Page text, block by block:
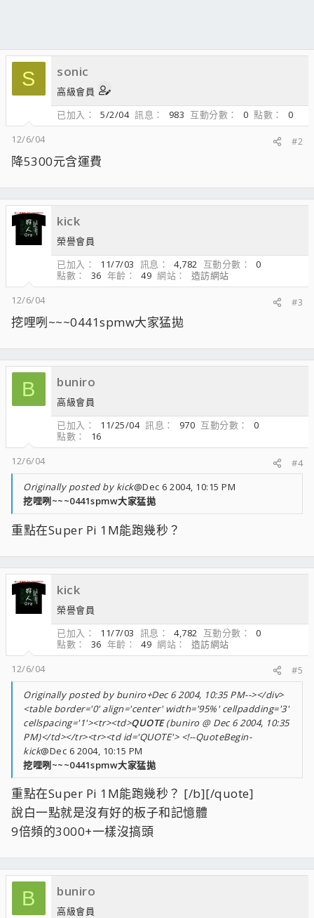
S sonic
高級會員
已加入
5/2/04 訊息 983 互動分數 0 點數
0
12/6/04
#2
降5300元含運費
kick
榮譽會員
已加入
11/7/03 訊息 4,782 互動分數
0
點數
36 年齡 49 網站
造訪網站
12/6/04
#3
挖哩咧~~~0441spmw大家猛拋
B buniro
高級會員
已加入
11/25/04 訊息 970 互動分數
0
點數
16
12/6/04
#4
Originally posted by kick@Dec 6 2004, 10:15 PM
挖哩咧~~~0441spmw大家猛拋
重點在Super Pi 1M能跑幾秒？
kick
榮譽會員
已加入
11/7/03 訊息 4,782 互動分數
0
點數
36 年齡 49 網站
造訪網站
12/6/04
#5
Originally posted by buniro+Dec 6 2004, 10:35 PM--></div>
<table border='0' align='center' width='95%' cellpadding='3'
cellspacing='1'><tr><td>QUOTE(buniro @ Dec 6 2004, 10:35
PM)</td></tr><tr><td id='QUOTE'> <!--QuoteBegin-
kick@Dec 6 2004, 10:15 PM
挖哩咧~~~0441spmw大家猛拋
重點在Super Pi 1M能跑幾秒？ [/b][/quote]
說白一點就是沒有好的板子和記憶體
9倍頻的3000+一樣沒搞頭
B buniro
高級會員